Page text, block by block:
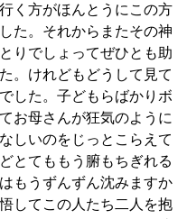
く方がほんとうにこの方
た。それからまたその神
りでしょってぜひとも助
。けれどもどうして見て
した。子どもらばかりボ
お母さんが狂気のように
しいのをじっとこらえて
とてももう腑もちぎれる
もうずんずん沈みますか
してこの人たち二人を抱